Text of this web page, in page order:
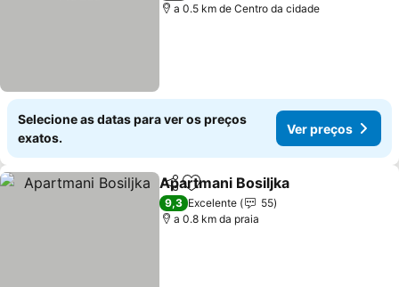
a 0.5 km de Centro da cidade
Selecione as datas para ver os preços
exatos.
Ver preços
PartilharAdicionar aos favoritos
Apartmani Bosiljka
9,3 Excelente
55
a 0.8 km da praia